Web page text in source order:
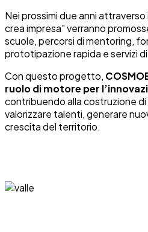
Nei prossimi due anni
crea impresa" verranno
scuole, percorsi di mentoring,
prototipazione rapida e servizi
Con questo progetto,
ruolo di motore per
contribuendo alla costruzione
valorizzare talenti, generare
crescita del territorio.